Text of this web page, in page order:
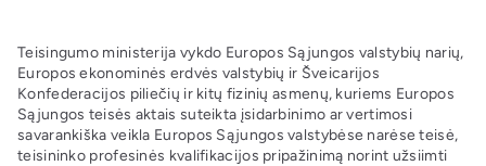
Teisingumo ministerija vykdo Europos Sąjungos valstybių narių,
Europos ekonominės erdvės valstybių ir Šveicarijos
Konfederacijos piliečių ir kitų fizinių asmenų, kuriems Europos
Sąjungos teisės aktais suteikta įsidarbinimo ar vertimosi
savarankiška veikla Europos Sąjungos valstybėse narėse teisė,
teisininko profesinės kvalifikacijos pripažinimą norint užsiimti